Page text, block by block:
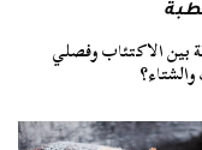
بين الاكتئاب وفصلي